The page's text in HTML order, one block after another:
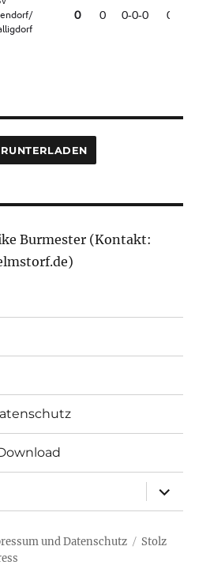
Burmester (Kontakt:
öffnen
und Datenschutz
Stolz